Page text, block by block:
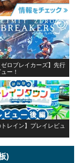
ゼロブレイカーズ】先行
ー！
トレイン】プレイレビュ
)